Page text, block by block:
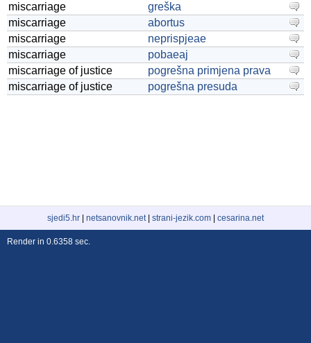
miscarriage
greška
miscarriage
abortus
miscarriage
neprispjeae
miscarriage
pobaeaj
miscarriage of justice
pogrešna primjena prava
miscarriage of justice
pogrešna presuda
sjedi5.hr netsanovnik.net| strani-jezik.com cesarina.net
Render in 0.6358 sec.